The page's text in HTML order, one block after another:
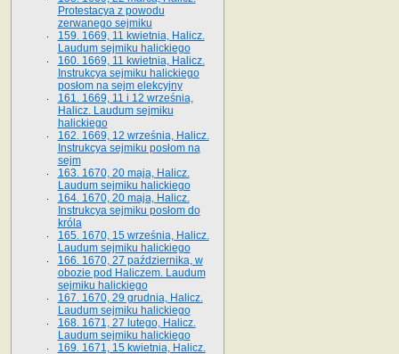
Protestacya z powodu
zerwanego sejmiku
159. 1669, 11 kwietnia, Halicz.
Laudum sejmiku halickiego
160. 1669, 11 kwietnia, Halicz.
Instrukcya sejmiku halickiego
posłom na sejm elekcyjny
161. 1669, 11 i 12 września,
Halicz. Laudum sejmiku
halickiego
162. 1669, 12 września, Halicz.
Instrukcya sejmiku posłom na
sejm
163. 1670, 20 maja, Halicz.
Laudum sejmiku halickiego
164. 1670, 20 maja, Halicz.
Instrukcya sejmiku posłom do
króla
165. 1670, 15 września, Halicz.
Laudum sejmiku halickiego
166. 1670, 27 października, w
obozie pod Haliczem. Laudum
sejmiku halickiego
167. 1670, 29 grudnia, Halicz.
Laudum sejmiku halickiego
168. 1671, 27 lutego, Halicz.
Laudum sejmiku halickiego
169. 1671, 15 kwietnia, Halicz.